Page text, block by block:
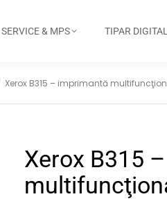
SERVICE & MPS TIPAR DIGITAL
Xerox B315 – imprimantă
Xerox B315